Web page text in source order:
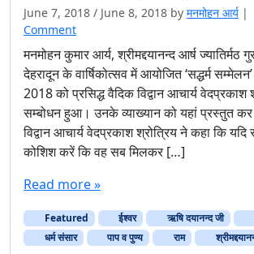
June 7, 2018 / June 8, 2018 by मनमोहन आर्य |
Comment
मनमोहन कुमार आर्य, श्रीमद्दयानन्द आर्ष ज्यातिर्मठ
देहरादून के वार्षिकोत्सव में आयोजित ‘सद्धर्म
2018 को प्रसिद्ध वैदिक विद्वान आचार्य वेदप्रकाश
सम्बोधन हुआ। उनके व्याख्यान को यहां प्रस्तुत
विद्वान आचार्य वेदप्रकाश श्रोत्रिय ने कहा कि
कोशिश करें कि वह सब मिलकर […]
Read more »
Featured ईश्वर ऋषि दयानन्द जी
धर्म संसार
पाप व पुण्य राम